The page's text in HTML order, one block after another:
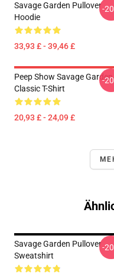
Savage Garden Pullover
Hoodie
33,93 £ - 39,46 £
-
Peep Show Savage Garden
Classic T-Shirt
20,93 £ - 24,09 £
-
Savage Garden Pullover
Sweatshirt
-